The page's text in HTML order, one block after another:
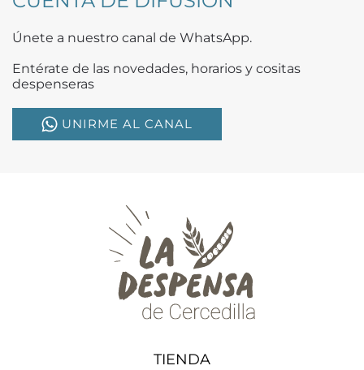
Únete a nuestro canal de WhatsApp.
Entérate de las novedades, horarios y cositas
despenseras
UNIRME AL CANAL
TIENDA